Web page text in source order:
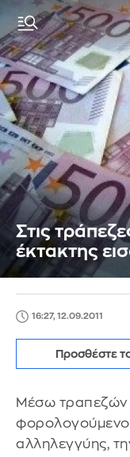
Στις
έκτακτης
16:27, 12.09.2011
Προσθέστε
Μέσω τραπεζών
αλληλεγγύης,